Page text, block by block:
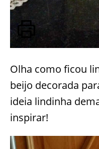
Olha como ficou
beijo decorada
ideia lindinha
inspirar!